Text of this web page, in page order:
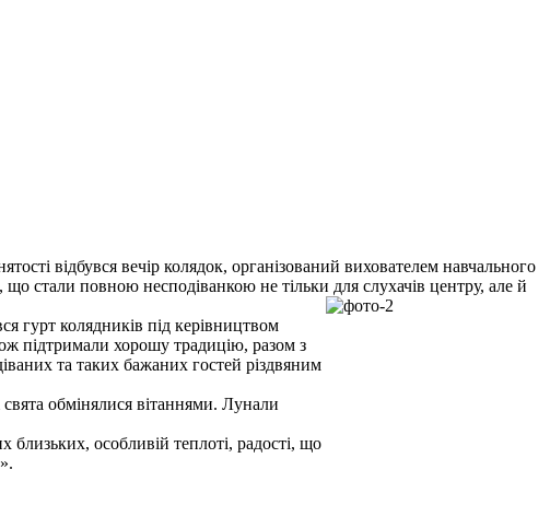
відбувся вечір колядок, організований вихователем навчального
стали повною несподіванкою не тільки для слухачів центру, але й
гурт колядників під керівництвом
підтримали хорошу традицію, разом з
та таких бажаних гостей різдвяним
обмінялися вітаннями. Лунали
близьких, особливій теплоті, радості, що